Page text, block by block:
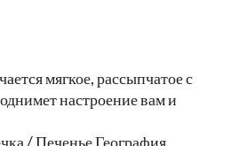
мягкое, рассыпчатое с
настроение вам и
/ Печенье География